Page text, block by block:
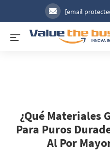
[email
¿Qué Materiales
Para Puros
Al Por